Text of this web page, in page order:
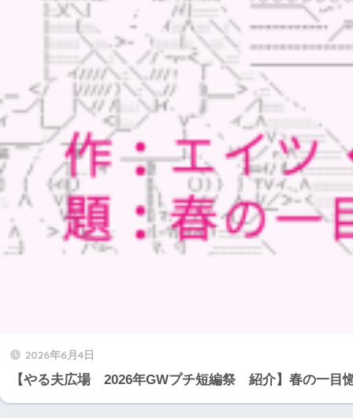
2026年6月4日
【やる夫広場 2026年GWプチ短編祭 紹介】春の一目